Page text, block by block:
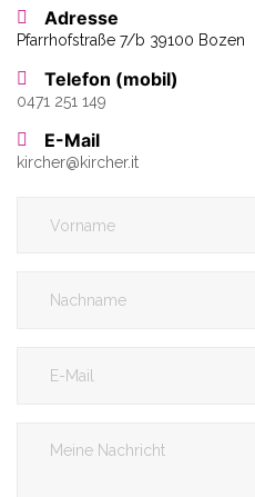
Adresse
Pfarrhofstraße 7/b 39100 Bozen
Telefon (mobil)
0471 251 149
E-Mail
kircher@kircher.it